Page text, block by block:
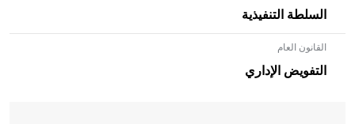
السلطة التنفيذية
القانون العام
التفويض الإداري
- هل تعلم أن الأبلق نوع من الفنون الهندسية التي ارتبطت
بالعمارة الإسلامية في بلاد الشام ومصر خاصة، حيث يحرص
المعمار على بناء مداميكه وخاصة في الواجهات